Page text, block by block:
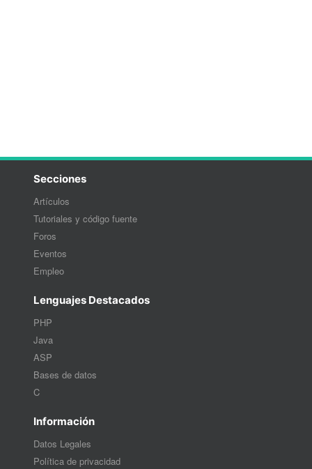
Secciones
Artículos
Tutoriales y código fuente
Foros
Eventos
Empleo
Lenguajes Destacados
PHP
Java
ASP
Bases de datos
C
Información
Datos Legales
Política de privacidad